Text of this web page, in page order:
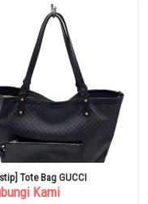
Tote Bag GUCCI
Kami